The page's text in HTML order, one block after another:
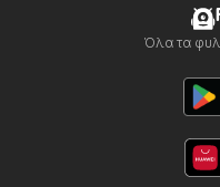
Όλα τα